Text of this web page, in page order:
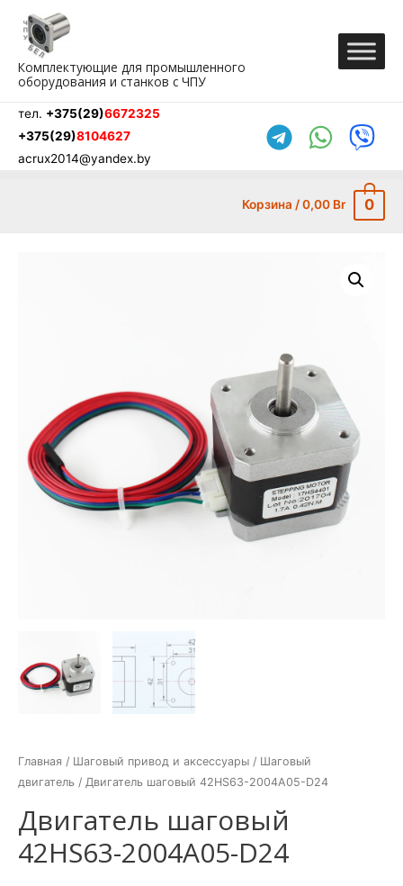
содержимому
Комплектующие для промышленного
оборудования и станков с ЧПУ
тел. +375(29)6672325
+375(29)8104627
acrux2014@yandex.by
Корзина /0,00 Br 0
Главная / Шаговый привод и аксессуары / Шаговый
двигатель / Двигатель шаговый 42HS63-2004A05-D24
Двигатель шаговый
42HS63-2004A05-D24